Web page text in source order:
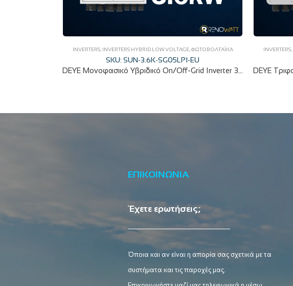
INVERTERS, INVERTERS HYBRID LOW VOLTAGE, ΦΩΤΟΒΟΛΤΑΪΚΆ
SKU: SUN-3.6K-SG05LP1-EU
DEYE Μονοφασικό Υβριδικό On/Off-Grid Inverter 3.6KW με οθόνη LCD IP65 SUN-3.6K-SG05LP1-EU
INVERTERS,
ΕΠΙΚΟΙΝΩΝΙΑ
Έχετε ερωτήσεις;
Όποια και αν είναι η απορία σας σχετικά με τα
συστήματα και τις παροχές μας.